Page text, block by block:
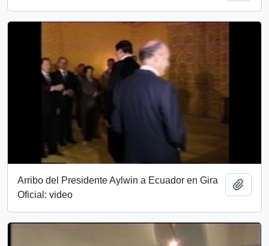
Arribo del Presidente Aylwin a Ecuador en Gira
Oficial: video